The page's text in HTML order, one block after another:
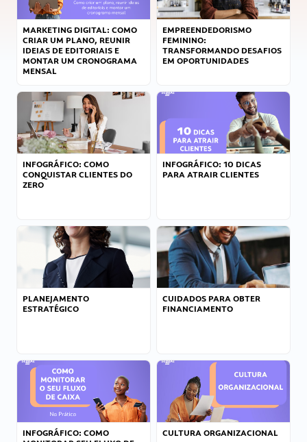
MARKETING DIGITAL: COMO
CRIAR UM PLANO, REUNIR
IDEIAS DE EDITORIAIS E
MONTAR UM CRONOGRAMA
MENSAL
EMPREENDEDORISMO
FEMININO:
TRANSFORMANDO DESAFIOS
EM OPORTUNIDADES
INFOGRÁFICO: COMO
CONQUISTAR CLIENTES DO
ZERO
INFOGRÁFICO: 10 DICAS
PARA ATRAIR CLIENTES
PLANEJAMENTO
ESTRATÉGICO
CUIDADOS PARA OBTER
FINANCIAMENTO
INFOGRÁFICO: COMO
CULTURA ORGANIZACIONAL